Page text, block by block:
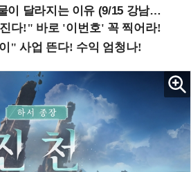
달라지는 이유 (9/15 강남역)